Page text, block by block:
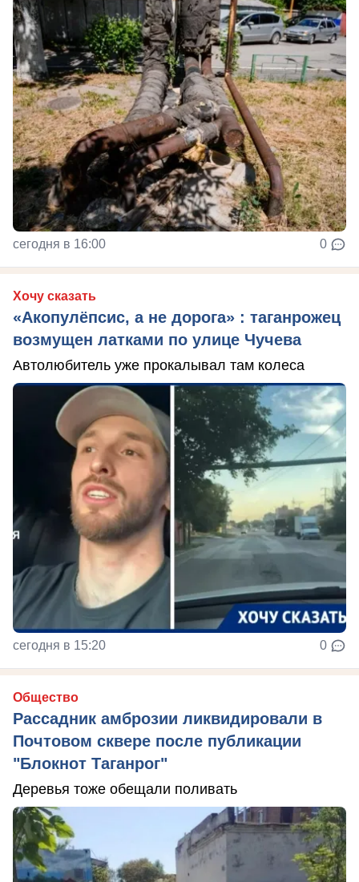
сегодня в 16:00 0
Хочу сказать
«Акопулёпсис, а не дорога» : таганрожец
возмущен латками по улице Чучева
Автолюбитель уже прокалывал там колеса
сегодня в 15:20 0
Общество
Рассадник амброзии ликвидировали в
Почтовом сквере после публикации
"Блокнот Таганрог"
Деревья тоже обещали поливать